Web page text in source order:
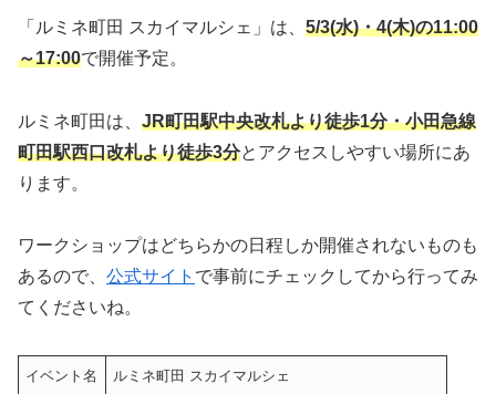
「ルミネ町田 スカイマルシェ」は、 5/3(水)・4(木)の11:00
～17:00で開催予定。
ルミネ町田は、 JR町田駅中央改札より徒歩1分・小田急線
町田駅西口改札より徒歩3分とアクセスしやすい場所にあ
ります。
ワークショップはどちらかの日程しか開催されないものも
あるので、 公式サイト で事前にチェックしてから行ってみ
てくださいね。
イベント名 ルミネ町田 スカイマルシェ